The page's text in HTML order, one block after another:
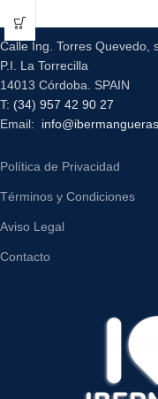
Calle Ing. Torres Quevedo,
P.I. La Torrecilla
14013 Córdoba. SPAIN
T: (34) 957 42 90 27
Email:
Política de Privacidad
Términos y Condiciones
Aviso Legal
Contacto